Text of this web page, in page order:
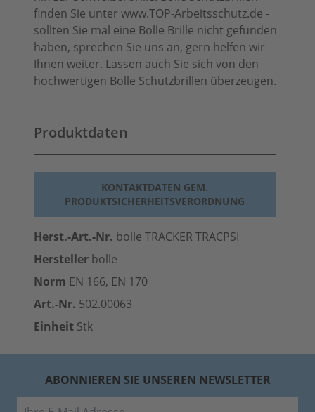
finden Sie unter www.TOP-Arbeitsschutz.de -
sollten Sie mal eine Bolle Brille nicht gefunden
haben, sprechen Sie uns an, gern helfen wir
Ihnen weiter. Lassen auch Sie sich von den
hochwertigen Bolle Schutzbrillen überzeugen.
Produktdaten
KONTAKTDATEN GEM.
PRODUKTSICHERHEITSVERORDNUNG
Herst.-Art.-Nr. bolle TRACKER TRACPSI
Hersteller bolle
Norm EN 166, EN 170
Art.-Nr. 502.00063
Einheit Stk
ABONNIEREN SIE UNSEREN NEWSLETTER